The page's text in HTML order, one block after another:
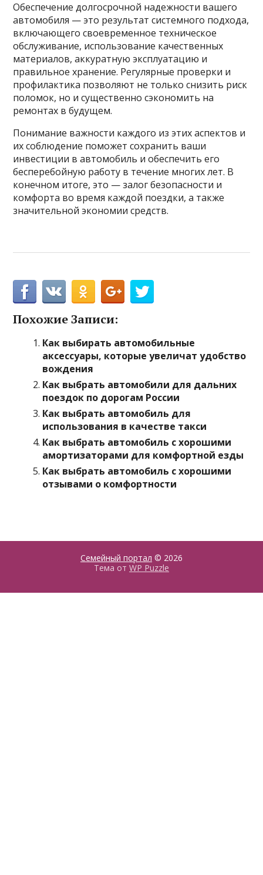
Обеспечение долгосрочной надежности вашего
автомобиля — это результат системного подхода,
включающего своевременное техническое
обслуживание, использование качественных
материалов, аккуратную эксплуатацию и
правильное хранение. Регулярные проверки и
профилактика позволяют не только снизить риск
поломок, но и существенно сэкономить на
ремонтах в будущем.
Понимание важности каждого из этих аспектов и
их соблюдение поможет сохранить ваши
инвестиции в автомобиль и обеспечить его
бесперебойную работу в течение многих лет. В
конечном итоге, это — залог безопасности и
комфорта во время каждой поездки, а также
значительной экономии средств.
Похожие Записи:
Как выбирать автомобильные
аксессуары, которые увеличат удобство
вождения
Как выбрать автомобили для дальних
поездок по дорогам России
Как выбрать автомобиль для
использования в качестве такси
Как выбрать автомобиль с хорошими
амортизаторами для комфортной езды
Как выбрать автомобиль с хорошими
отзывами о комфортности
Семейный портал © 2026
Тема от WP Puzzle